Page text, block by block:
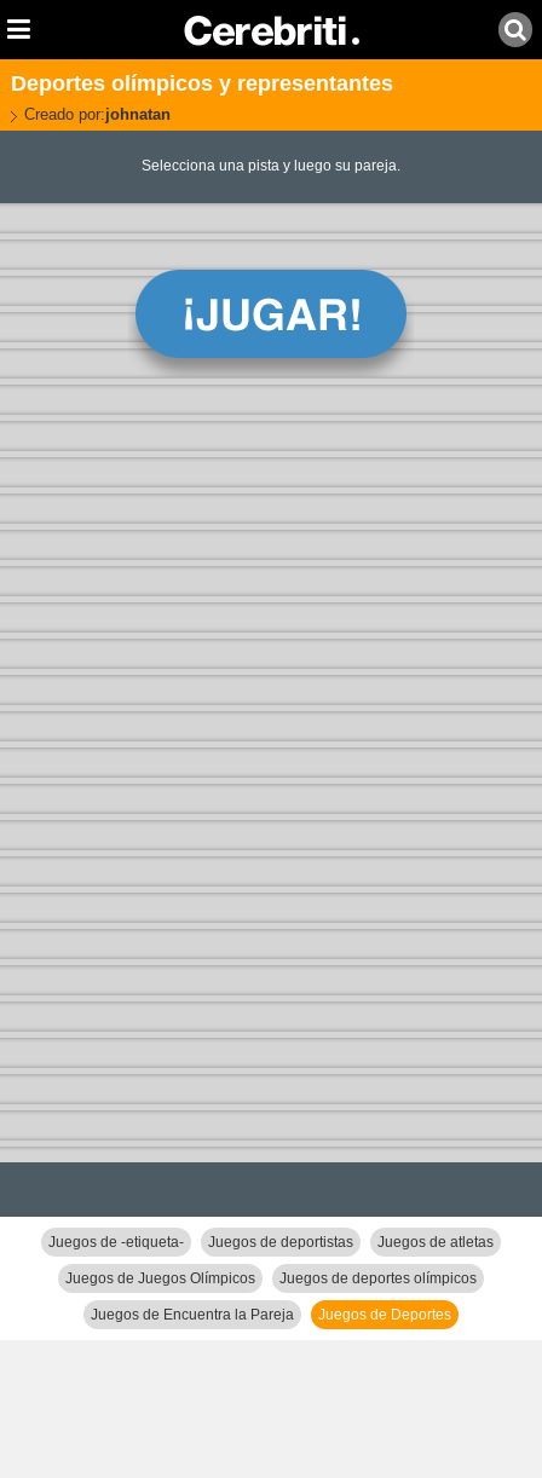
Deportes olímpicos y representantes
Creado por:johnatan
Selecciona una pista y luego su pareja.
Juegos de -etiqueta- Juegos de deportistas Juegos de atletas
Juegos de Juegos Olímpicos Juegos de deportes olímpicos
Juegos de Encuentra la Pareja Juegos de Deportes